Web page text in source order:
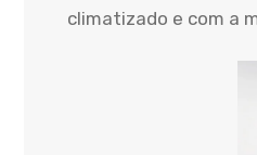
climatizado e com a